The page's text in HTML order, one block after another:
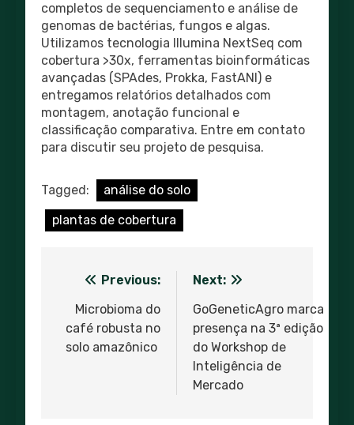
completos de sequenciamento e análise de
genomas de bactérias, fungos e algas.
Utilizamos tecnologia Illumina NextSeq com
cobertura >30x, ferramentas bioinformáticas
avançadas (SPAdes, Prokka, FastANI) e
entregamos relatórios detalhados com
montagem, anotação funcional e
classificação comparativa. Entre em contato
para discutir seu projeto de pesquisa.
Tagged:
análise do solo
plantas de cobertura
Navegação
de
Post
Previous:
Microbioma do
café robusta no
solo amazônico
Next:
GoGeneticAgro marca
presença na 3ª edição
do Workshop de
Inteligência de
Mercado